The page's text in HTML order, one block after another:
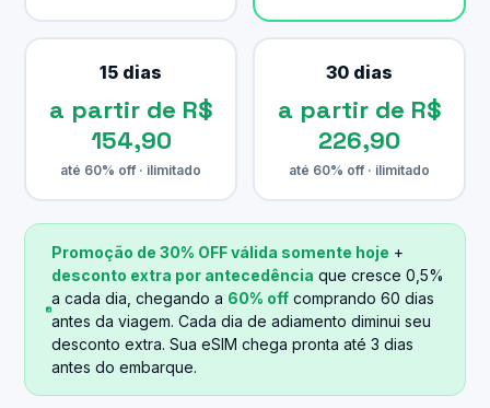
15 dias
a partir de R$
154,90
até 60% off · ilimitado
30 dias
a partir de R$
226,90
até 60% off · ilimitado
Promoção de 30% OFF válida somente hoje +
desconto extra por antecedência que cresce 0,5%
a cada dia, chegando a 60% off comprando 60 dias
antes da viagem. Cada dia de adiamento diminui seu
desconto extra. Sua eSIM chega pronta até 3 dias
antes do embarque.